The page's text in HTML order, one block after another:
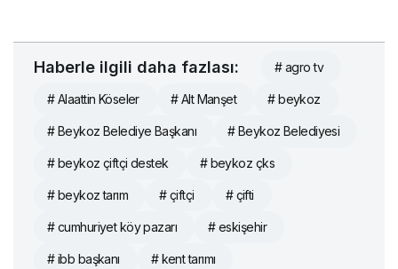
Haberle ilgili daha fazlası: # agro tv
# Alaattin Köseler # Alt Manşet # beykoz
# Beykoz Belediye Başkanı # Beykoz Belediyesi
# beykoz çiftçi destek # beykoz çks
# beykoz tarım # çiftçi # çifti
# cumhuriyet köy pazarı # eskişehir
# ibb başkanı # kent tarımı